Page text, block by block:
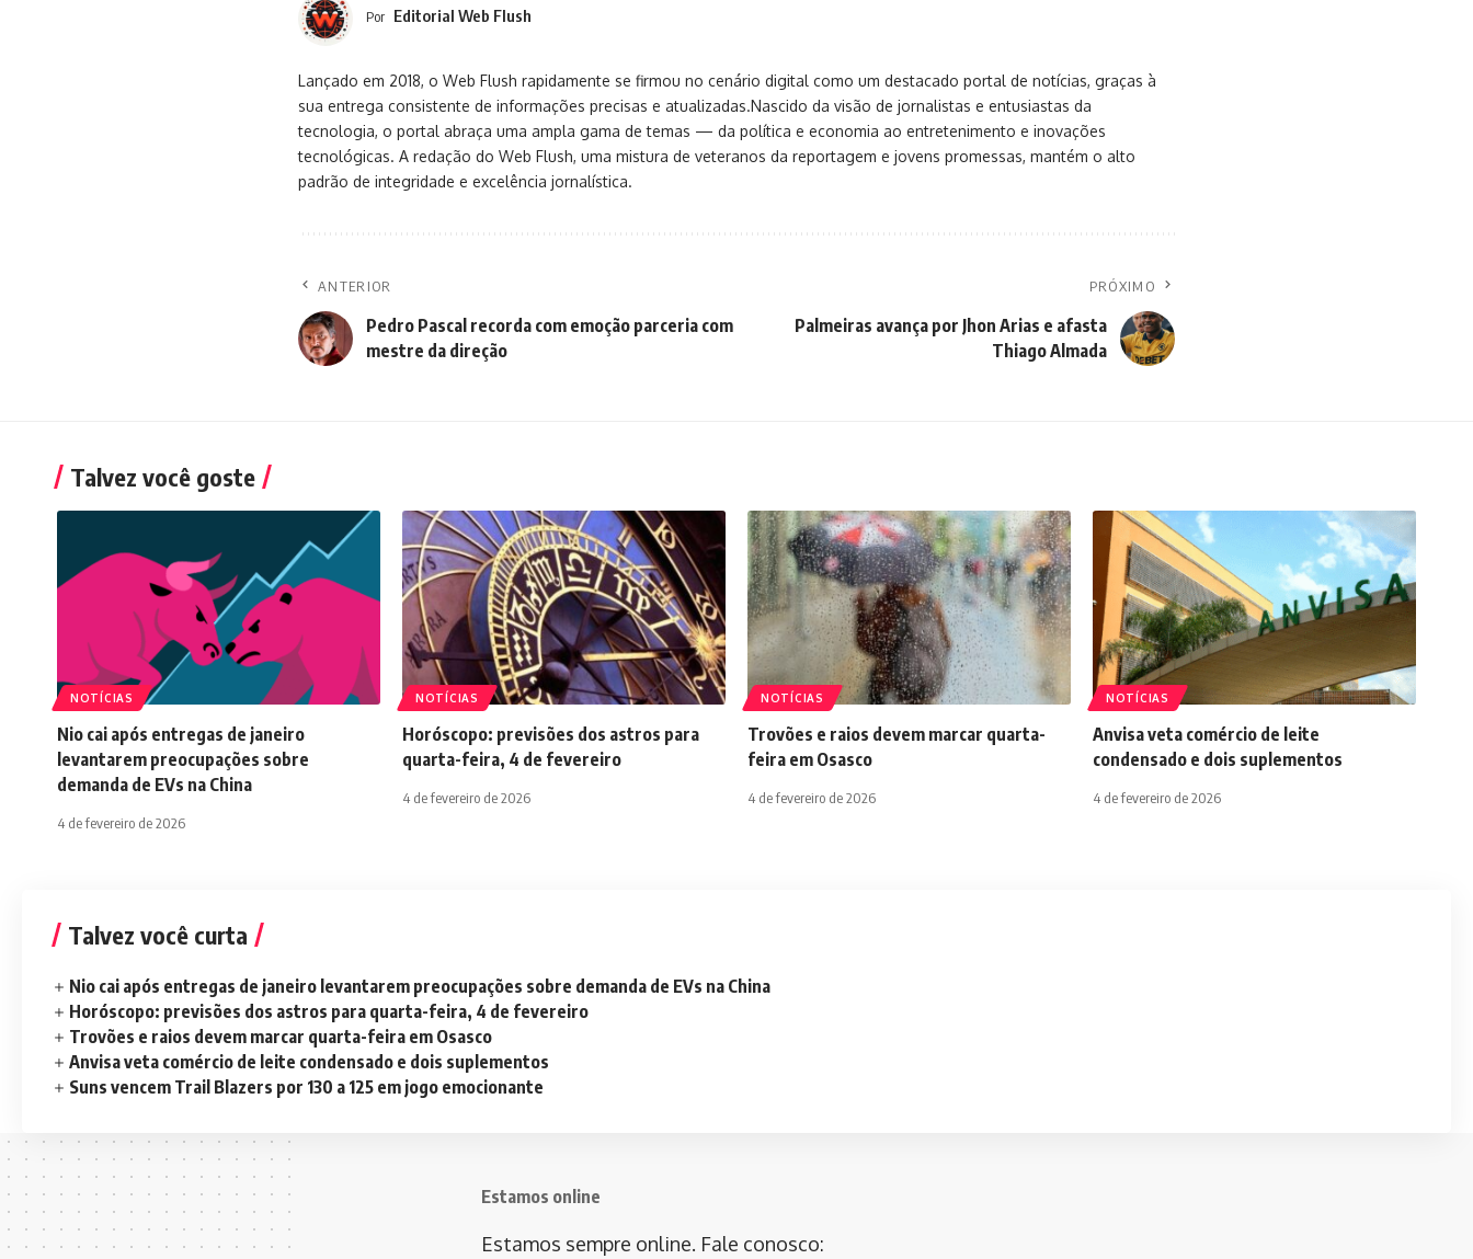
Por Editorial Web Flush
Lançado em 2018, o Web Flush rapidamente se firmou no cenário digital como um destacado portal de notícias, graças à
sua entrega consistente de informações precisas e atualizadas.Nascido da visão de jornalistas e entusiastas da
tecnologia, o portal abraça uma ampla gama de temas — da política e economia ao entretenimento e inovações
tecnológicas. A redação do Web Flush, uma mistura de veteranos da reportagem e jovens promessas, mantém o alto
padrão de integridade e excelência jornalística.
ANTERIOR
Pedro Pascal recorda com emoção parceria com
mestre da direção
PRÓXIMO
Palmeiras avança por Jhon Arias e afasta
Thiago Almada
Talvez você goste
NOTÍCIAS
Nio cai após entregas de janeiro
levantarem preocupações sobre
demanda de EVs na China
4 de fevereiro de 2026
NOTÍCIAS
Horóscopo: previsões dos astros para
quarta-feira, 4 de fevereiro
4 de fevereiro de 2026
NOTÍCIAS
Trovões e raios devem marcar quarta-
feira em Osasco
4 de fevereiro de 2026
NOTÍCIAS
Anvisa veta comércio de leite
condensado e dois suplementos
4 de fevereiro de 2026
Talvez você curta
Nio cai após entregas de janeiro levantarem preocupações sobre demanda de EVs na China
Horóscopo: previsões dos astros para quarta-feira, 4 de fevereiro
Trovões e raios devem marcar quarta-feira em Osasco
Anvisa veta comércio de leite condensado e dois suplementos
Suns vencem Trail Blazers por 130 a 125 em jogo emocionante
Estamos online
Estamos sempre online. Fale conosco: